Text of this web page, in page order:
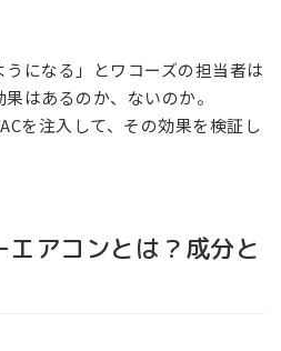
うになる」とワコーズの担当者は
はあるのか、ないのか。
を注入して、その効果を検証し
アコンとは？成分と